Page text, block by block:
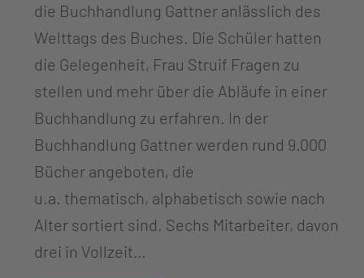
die Buchhandlung Gattner anlässlich des
Welttags des Buches. Die Schüler hatten
die Gelegenheit, Frau Struif Fragen zu
stellen und mehr über die Abläufe in einer
Buchhandlung zu erfahren. In der
Buchhandlung Gattner werden rund 9.000
Bücher angeboten, die
u.a. thematisch, alphabetisch sowie nach
Alter sortiert sind. Sechs Mitarbeiter, davon
drei in Vollzeit…